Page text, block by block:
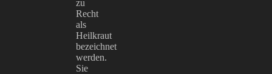
zu
Recht
als
Heilkraut
bezeichnet
werden.
Sie